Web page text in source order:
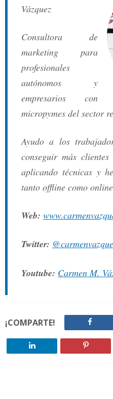
Vázquez
Consultora de
marketing para
profesionales
autónomos y
empresarios con
micropymes del sector
Ayudo a los
conseguir más
aplicando técnicas y
tanto offline como
Web:
Twitter:
Youtube: Carmen M.
¡COMPARTE!